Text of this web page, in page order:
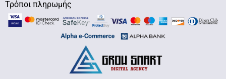
Τρόποι πληρωμής